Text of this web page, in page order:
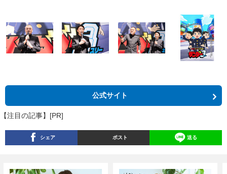
公式サイト
【注目の記事】[PR]
シェア ポスト 送る